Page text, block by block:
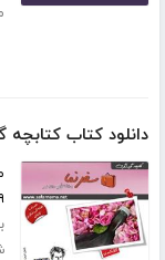
دانلود کتاب